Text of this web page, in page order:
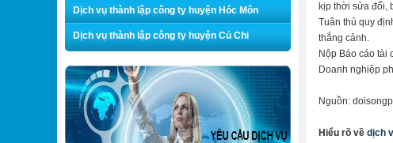
kịp thời sửa đổi,
Tuân thủ quy
thắng cảnh.
Nộp Báo cáo tài
Doanh nghiệp
Nguồn:
Hiểu rõ về dịch
Dịch vụ thành lập công ty huyện Hóc Môn
Dịch vụ thành lập công ty huyện Củ Chi